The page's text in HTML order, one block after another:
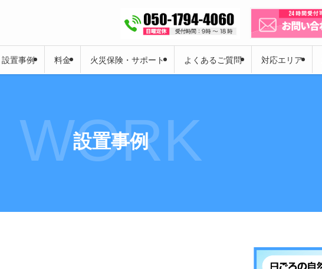
設置事例 料金 火災保険・サポート よくあるご質問 対応エリア
設置事例
WORK